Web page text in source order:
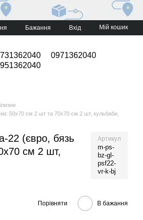
Бажання Вхід Мій кошик
0971362040
50х70 см 2 шт та 70х70 см 2 шт, кульбаби,
22 (євро, бязь
см 2 шт,
Артикул
m-ps-
bz-gl-
psf22-
vr-k-bj
Порівняти В бажання